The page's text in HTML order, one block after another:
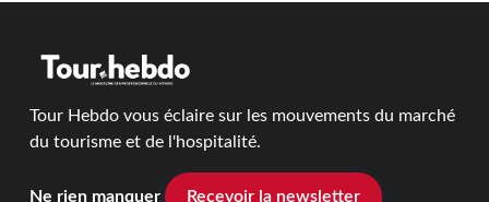
Tour Hebdo vous éclaire sur les mouvements du marché
du tourisme et de l'hospitalité.
Ne rien manquer Recevoir la newsletter